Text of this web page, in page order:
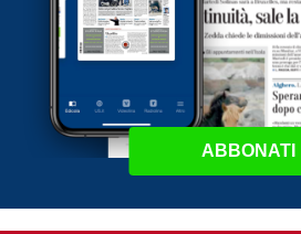
ABBONATI